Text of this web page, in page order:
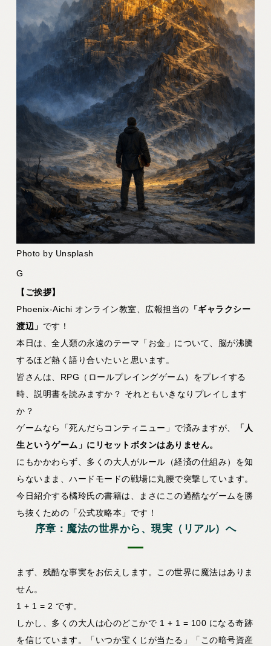
Photo by Unsplash
G
【ご挨拶】
Phoenix-Aichi オンライン教室、広報担当の 「ギャラクシー
渡辺」 です！
本日は、全人類の永遠のテーマ「お金」について、脳が沸騰
するほど熱く語り合いたいと思います。
皆さんは、RPG（ロールプレイングゲーム）をプレイする
時、説明書を読みますか？ それともいきなりプレイします
か？
ゲームなら「死んだらコンティニュー」で済みますが、
「人
生というゲーム」にリセットボタンはありません。
にもかかわらず、多くの大人がルール（経済の仕組み）を知
らないまま、ハードモードの戦場に丸腰で突撃しています。
今日紹介する橘玲氏の書籍は、まさにこの過酷なゲームを勝
ち抜くための「公式攻略本」です！
序章：魔法の世界から、現実（リアル）へ
まず、残酷な事実をお伝えします。この世界に魔法はありま
せん。
1 + 1 = 2 です。
しかし、多くの大人は心のどこかで 1 + 1 = 100 になる奇跡
を信じています。「いつか宝くじが当たる」「この暗号資産